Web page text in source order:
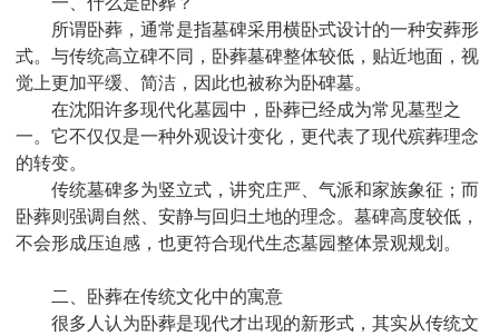
所谓卧葬，通常是指墓碑采用横卧式设计的一种安葬形
式。与传统高立碑不同，卧葬墓碑整体较低，贴近地面，视
觉上更加平缓、简洁，因此也被称为卧碑墓。
在沈阳许多现代化墓园中，卧葬已经成为常见墓型之
一。它不仅仅是一种外观设计变化，更代表了现代殡葬理念
的转变。
传统墓碑多为竖立式，讲究庄严、气派和家族象征；而
卧葬则强调自然、安静与回归土地的理念。墓碑高度较低，
不会形成压迫感，也更符合现代生态墓园整体景观规划。
二、卧葬在传统文化中的寓意
很多人认为卧葬是现代才出现的新形式，其实从传统文